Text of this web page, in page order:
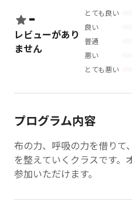
-
レビューがあり
ません
とても良い
良い
普通
悪い
とても悪い
プログラム内容
布の力、呼吸の力を借りて
を整えていくクラスです。
参加いただけます。